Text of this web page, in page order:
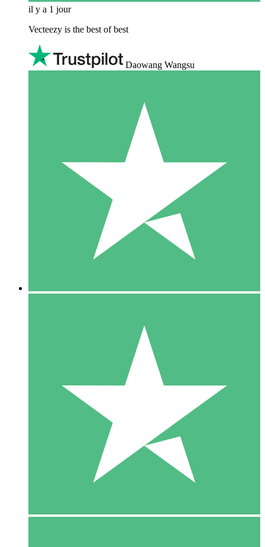
il y a 1 jour
Vecteezy is the best of best
Daowang Wangsu